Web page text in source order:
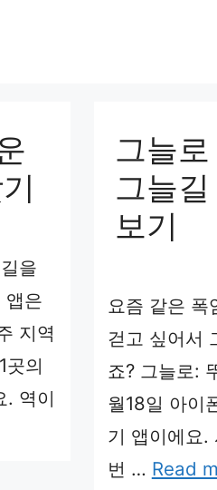
을
앱은
지역
곳의
. 역이
그늘로
그늘
보기
요즘 같은 폭
걷고 싶어서
죠? 그늘로:
월18일 아이
기 앱이에요.
번 … Read